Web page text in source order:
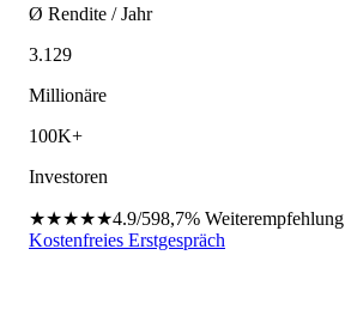
Ø Rendite / Jahr
3.129
Millionäre
100K+
Investoren
★★★★★4.9/598,7% Weiterempfehlung
Kostenfreies Erstgespräch